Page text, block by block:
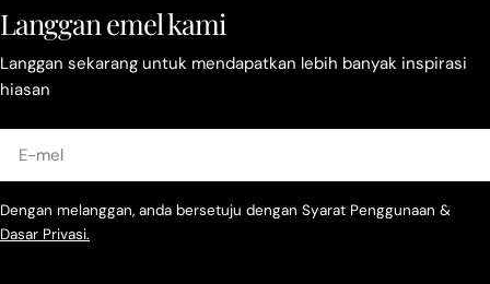
Langgan emel kami
Langgan sekarang untuk mendapatkan lebih banyak inspirasi
hiasan
mel
Dengan melanggan, anda bersetuju dengan Syarat Penggunaan &
Dasar Privasi.